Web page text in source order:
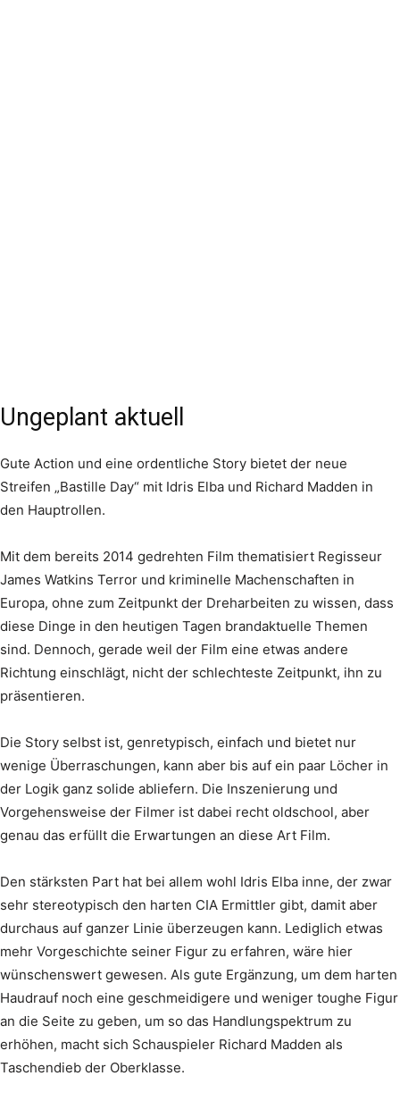
Ungeplant aktuell
Gute Action und eine ordentliche Story bietet der neue
Streifen „Bastille Day“ mit Idris Elba und Richard Madden in
den Hauptrollen.
Mit dem bereits 2014 gedrehten Film thematisiert Regisseur
James Watkins Terror und kriminelle Machenschaften in
Europa, ohne zum Zeitpunkt der Dreharbeiten zu wissen, dass
diese Dinge in den heutigen Tagen brandaktuelle Themen
sind. Dennoch, gerade weil der Film eine etwas andere
Richtung einschlägt, nicht der schlechteste Zeitpunkt, ihn zu
präsentieren.
Die Story selbst ist, genretypisch, einfach und bietet nur
wenige Überraschungen, kann aber bis auf ein paar Löcher in
der Logik ganz solide abliefern. Die Inszenierung und
Vorgehensweise der Filmer ist dabei recht oldschool, aber
genau das erfüllt die Erwartungen an diese Art Film.
Den stärksten Part hat bei allem wohl Idris Elba inne, der zwar
sehr stereotypisch den harten CIA Ermittler gibt, damit aber
durchaus auf ganzer Linie überzeugen kann. Lediglich etwas
mehr Vorgeschichte seiner Figur zu erfahren, wäre hier
wünschenswert gewesen. Als gute Ergänzung, um dem harten
Haudrauf noch eine geschmeidigere und weniger toughe Figur
an die Seite zu geben, um so das Handlungspektrum zu
erhöhen, macht sich Schauspieler Richard Madden als
Taschendieb der Oberklasse.